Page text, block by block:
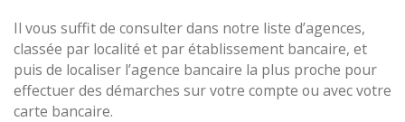
Il vous suffit de consulter dans notre liste d’agences,
classée par localité et par établissement bancaire, et
puis de localiser l’agence bancaire la plus proche pour
effectuer des démarches sur votre compte ou avec votre
carte bancaire.